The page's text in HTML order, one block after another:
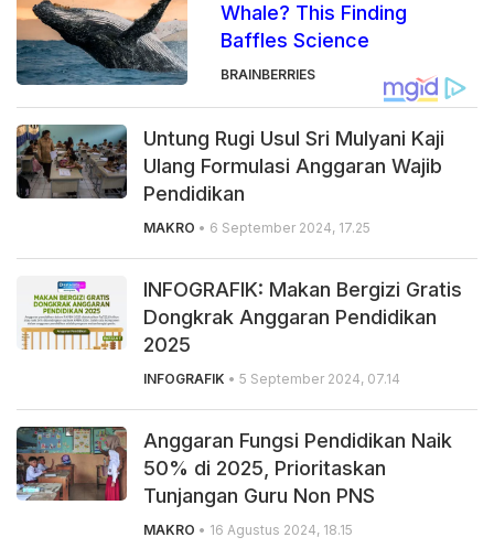
Whale? This Finding
Baffles Science
BRAINBERRIES
Untung Rugi Usul Sri Mulyani Kaji
Ulang Formulasi Anggaran Wajib
Pendidikan
MAKRO • 6 September 2024, 17.25
INFOGRAFIK: Makan Bergizi Gratis
Dongkrak Anggaran Pendidikan
2025
INFOGRAFIK • 5 September 2024, 07.14
Anggaran Fungsi Pendidikan Naik
50% di 2025, Prioritaskan
Tunjangan Guru Non PNS
MAKRO • 16 Agustus 2024, 18.15